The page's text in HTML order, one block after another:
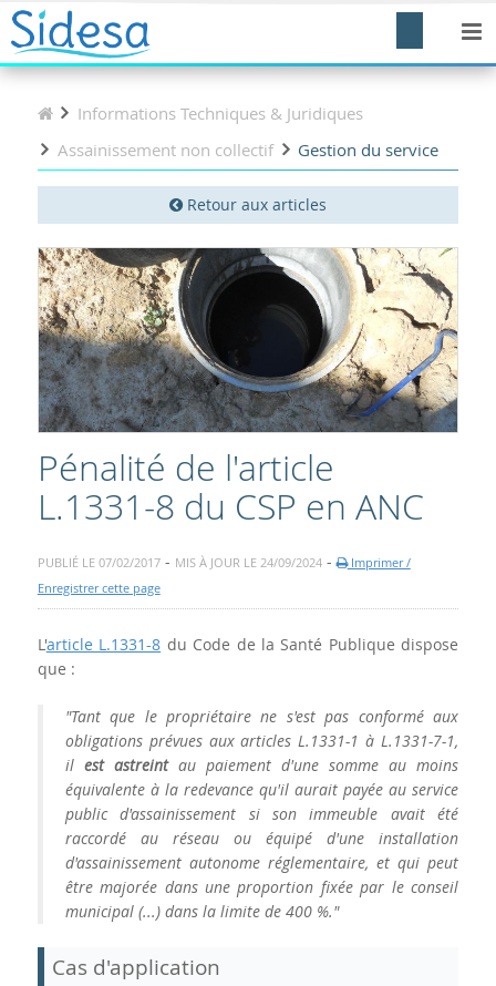
Informations Techniques & Juridiques
Assainissement non collectif
Gestion du service
Retour aux articles
Pénalité de l'article
L.1331-8 du CSP en ANC
PUBLIÉ LE 07/02/2017- MIS À JOUR LE 24/09/2024-
Imprimer /
Enregistrer cette page
L'article L.1331-8 du Code de la Santé Publique dispose
que :
"Tant que le propriétaire ne s'est pas conformé aux
obligations prévues aux articles L.1331-1 à L.1331-7-1,
il est astreint au paiement d'une somme au moins
équivalente à la redevance qu'il aurait payée au service
public d'assainissement si son immeuble avait été
raccordé au réseau ou équipé d'une installation
d'assainissement autonome réglementaire, et qui peut
être majorée dans une proportion fixée par le conseil
municipal (...) dans la limite de 400 %."
Cas d'application